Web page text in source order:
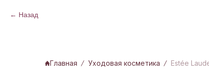
Назад
Главная Уходовая косметика